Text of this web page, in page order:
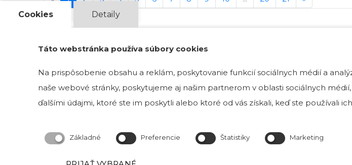
Cookies Detaily
Táto webstránka používa súbory cookies
Na prispôsobenie obsahu a reklám, poskytovanie funkcií sociálnych médií a
naše webové stránky, poskytujeme aj našim partnerom v oblasti sociálnych
ďalšími údajmi, ktoré ste im poskytli alebo ktoré od vás získali, keď ste používali
Základné Preferencie Štatistiky Marketing